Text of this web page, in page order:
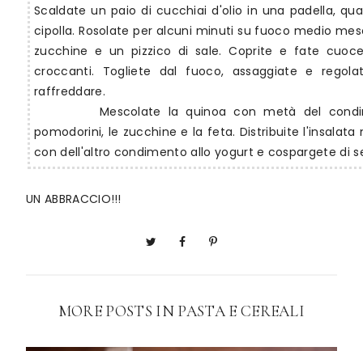
Scaldate un paio di cucchiai d'olio in una padella,
cipolla. Rosolate per alcuni minuti su fuoco medio
zucchine e un pizzico di sale. Coprite e fate
croccanti. Togliete dal fuoco, assaggiate e
raffreddare.
Mescolate la quinoa con metà del
pomodorini, le zucchine e la feta. Distribuite
con dell'altro condimento allo yogurt e cospargete di
UN ABBRACCIO!!!
MORE POSTS IN PASTA E CEREALI